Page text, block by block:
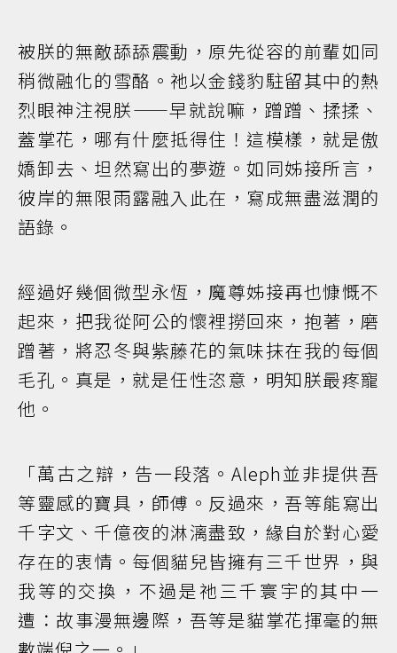
被朕的無敵舔舔震動，原先從容的前輩如同
稍微融化的雪酪。祂以金錢豹駐留其中的熱
烈眼神注視朕——早就說嘛，蹭蹭、揉揉、
蓋掌花，哪有什麼抵得住！這模樣，就是傲
嬌卸去、坦然寫出的夢遊。如同姊接所言，
彼岸的無限雨露融入此在，寫成無盡滋潤的
語錄。
經過好幾個微型永恆，魔尊姊接再也慷慨不
起來，把我從阿公的懷裡撈回來，抱著，磨
蹭著，將忍冬與紫藤花的氣味抹在我的每個
毛孔。真是，就是任性恣意，明知朕最疼寵
他。
「萬古之辯，告一段落。Aleph並非提供吾
等靈感的寶具，師傅。反過來，吾等能寫出
千字文、千億夜的淋漓盡致，緣自於對心愛
存在的衷情。每個貓兒皆擁有三千世界，與
我等的交換，不過是祂三千寰宇的其中一
遭：故事漫無邊際，吾等是貓掌花揮毫的無